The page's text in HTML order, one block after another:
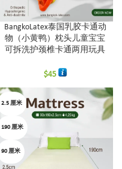
BangkoLatex泰国乳胶卡通动
物（小黄鸭）枕头儿童宝宝
可拆洗护颈椎卡通两用玩具
$45
2.5 厘米
190 厘米
90 厘米